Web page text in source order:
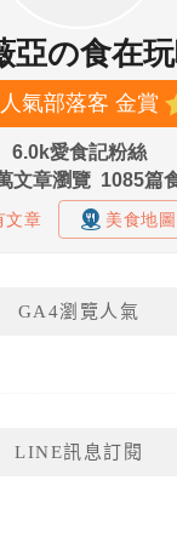
GA4瀏覽人氣
LINE訊息訂閱